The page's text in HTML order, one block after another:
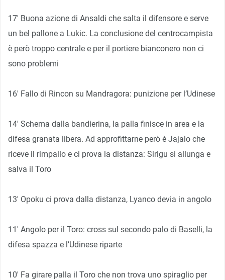
17′ Buona azione di Ansaldi che salta il difensore e serve
un bel pallone a Lukic. La conclusione del centrocampista
è però troppo centrale e per il portiere bianconero non ci
sono problemi
16′ Fallo di Rincon su Mandragora: punizione per l’Udinese
14′ Schema dalla bandierina, la palla finisce in area e la
difesa granata libera. Ad approfittarne però è Jajalo che
riceve il rimpallo e ci prova la distanza: Sirigu si allunga e
salva il Toro
13′ Opoku ci prova dalla distanza, Lyanco devia in angolo
11′ Angolo per il Toro: cross sul secondo palo di Baselli, la
difesa spazza e l’Udinese riparte
10′ Fa girare palla il Toro che non trova uno spiraglio per